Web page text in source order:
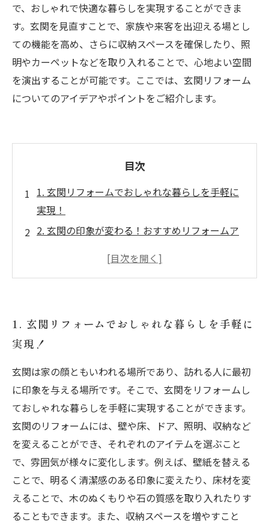
で、おしゃれで快適な暮らしを実現することができま
す。玄関を見直すことで、家族や来客を出迎える場とし
ての機能を高め、さらに収納スペースを確保したり、照
明やカーペットなどを取り入れることで、心地よい空間
を演出することが可能です。ここでは、玄関リフォーム
についてのアイデアやポイントをご紹介します。
目次
1. 玄関リフォームでおしゃれな暮らしを手軽に
実現！
2. 玄関の印象が変わる！おすすめリフォームア
3. 玄関のデザインにこだわりたい！最旬トレン
おしゃれなアイデア集
5. 玄関にベンチを置いておしゃれにアレンジ！
快適な空間を作ろう
1. 玄関リフォームでおしゃれな暮らしを手軽に
実現！
玄関は家の顔ともいわれる場所であり、訪れる人に最初
に印象を与える場所です。そこで、玄関をリフォームし
ておしゃれな暮らしを手軽に実現することができます。
玄関のリフォームには、壁や床、ドア、照明、収納など
を変えることができ、それぞれのアイテムを選ぶこと
で、雰囲気が様々に変化します。例えば、壁紙を替える
ことで、明るく清潔感のある印象に変えたり、床材を変
えることで、木のぬくもりや石の質感を取り入れたりす
ることもできます。また、収納スペースを増やすこと